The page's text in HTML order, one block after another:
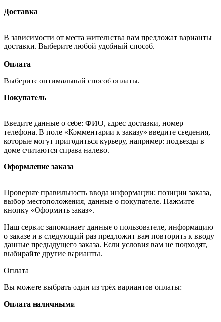
Доставка
В зависимости от места жительства вам предложат варианты
доставки. Выберите любой удобный способ.
Оплата
Выберите оптимальный способ оплаты.
Покупатель
Введите данные о себе: ФИО, адрес доставки, номер
телефона. В поле «Комментарии к заказу» введите сведения,
которые могут пригодиться курьеру, например: подъезды в
доме считаются справа налево.
Оформление заказа
Проверьте правильность ввода информации: позиции заказа,
выбор местоположения, данные о покупателе. Нажмите
кнопку «Оформить заказ».
Наш сервис запоминает данные о пользователе, информацию
о заказе и в следующий раз предложит вам повторить к вводу
данные предыдущего заказа. Если условия вам не подходят,
выбирайте другие варианты.
Оплата
Вы можете выбрать один из трёх вариантов оплаты:
Оплата наличными